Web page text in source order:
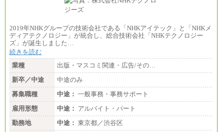
2019年NHKグループの技術会社である「NHKアイテック」と「NHKメ
ディアテクノロジー」が統合し、総合技術会社「NHKテクノロジー
ズ」が誕生しました…
続きを読む
業種
出版・マスコミ関連・広告/その…
新卒／中途
中途のみ
募集職種
中途： 一般事務・事務サポート
雇用形態
中途： アルバイト・パート
勤務地
中途： 東京都／渋谷区